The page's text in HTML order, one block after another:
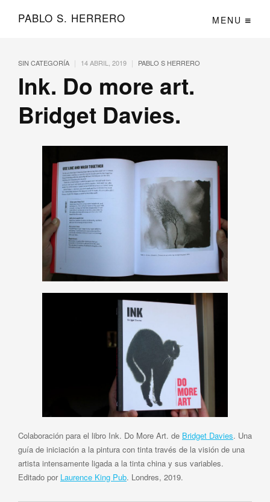
PABLO S. HERRERO MENU
SIN CATEGORÍA | 14 ABRIL, 2019 | PABLO S HERRERO
Ink. Do more art.
Bridget Davies.
Colaboración para el libro Ink. Do More Art. de Bridget Davies. Una
guía de iniciación a la pintura con tinta través de la visión de una
artista intensamente ligada a la tinta china y sus variables.
Editado por Laurence King Pub. Londres, 2019.